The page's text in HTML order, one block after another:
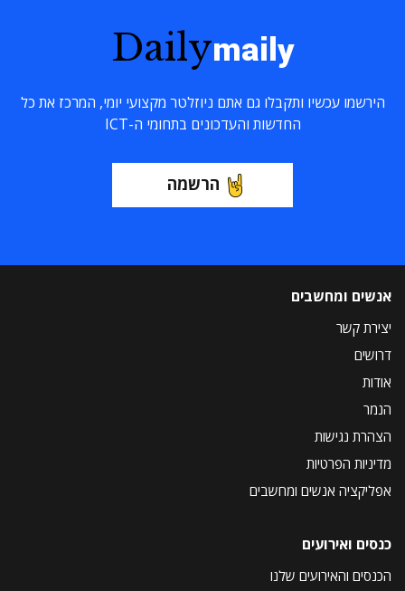
Dailymaily
הירשמו עכשיו ותקבלו גם אתם ניוזלטר מקצועי יומי, המרכז את כל
החדשות והעדכונים בתחומי ה-ICT
הרשמה
אנשים ומחשבים
יצירת קשר
דרושים
אודות
הנמר
הצהרת נגישות
מדיניות הפרטיות
אפליקציה אנשים ומחשבים
כנסים ואירועים
הכנסים והאירועים שלנו